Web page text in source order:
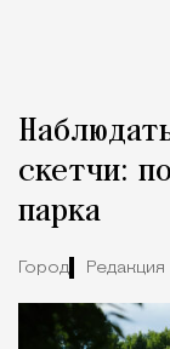
скетчи:
парка
Город